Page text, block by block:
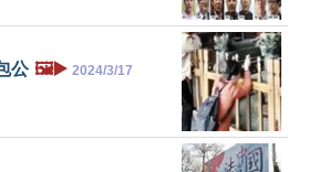
公 🖼️▶️ 2024/3/17